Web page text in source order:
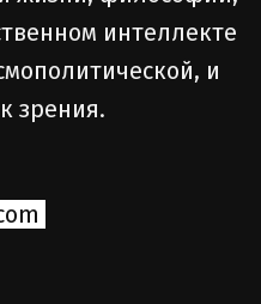
интеллекте
и
зрения.